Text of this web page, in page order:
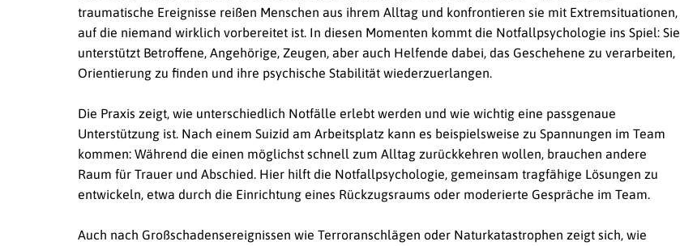
traumatische Ereignisse reißen Menschen aus ihrem Alltag und konfrontieren sie mit Extremsituationen,
auf die niemand wirklich vorbereitet ist. In diesen Momenten kommt die Notfallpsychologie ins Spiel: Sie
unterstützt Betroffene, Angehörige, Zeugen, aber auch Helfende dabei, das Geschehene zu verarbeiten,
Orientierung zu finden und ihre psychische Stabilität wiederzuerlangen.
Die Praxis zeigt, wie unterschiedlich Notfälle erlebt werden und wie wichtig eine passgenaue
Unterstützung ist. Nach einem Suizid am Arbeitsplatz kann es beispielsweise zu Spannungen im Team
kommen: Während die einen möglichst schnell zum Alltag zurückkehren wollen, brauchen andere
Raum für Trauer und Abschied. Hier hilft die Notfallpsychologie, gemeinsam tragfähige Lösungen zu
entwickeln, etwa durch die Einrichtung eines Rückzugsraums oder moderierte Gespräche im Team.
Auch nach Großschadensereignissen wie Terroranschlägen oder Naturkatastrophen zeigt sich, wie